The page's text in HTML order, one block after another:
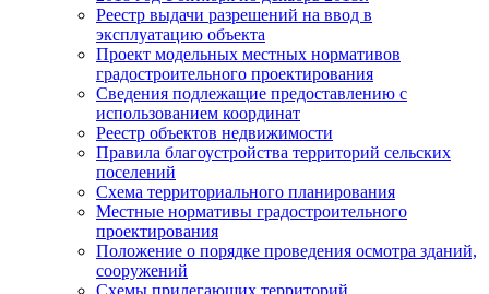
Реестр выдачи разрешений на ввод в
эксплуатацию объекта
Проект модельных местных нормативов
градостроительного проектирования
Сведения подлежащие предоставлению с
использованием координат
Реестр объектов недвижимости
Правила благоустройства территорий сельских
поселений
Схема территориального планирования
Местные нормативы градостроительного
проектирования
Положение о порядке проведения осмотра зданий,
сооружений
Схемы прилегающих территорий